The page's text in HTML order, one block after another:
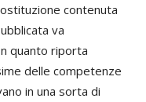
contenuta
va
quanto riporta
delle competenze
in una sorta di